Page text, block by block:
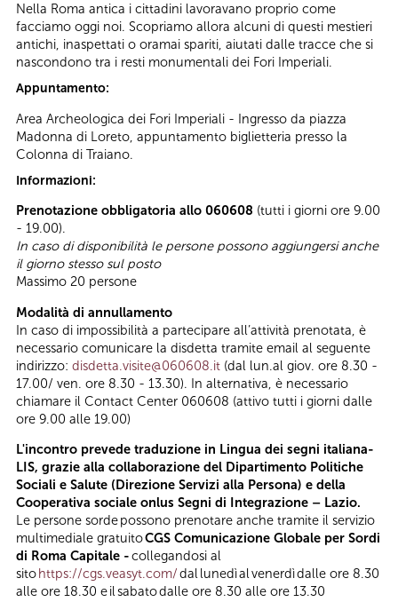
Nella Roma antica i cittadini lavoravano proprio come
facciamo oggi noi. Scopriamo allora alcuni di questi mestieri
antichi, inaspettati o oramai spariti, aiutati dalle tracce che si
nascondono tra i resti monumentali dei Fori Imperiali.
Appuntamento:
Area Archeologica dei Fori Imperiali - Ingresso da piazza
Madonna di Loreto, appuntamento biglietteria presso la
Colonna di Traiano.
Informazioni:
Prenotazione obbligatoria allo 060608 (tutti i giorni ore 9.00
- 19.00).
In caso di disponibilità le persone possono aggiungersi anche
il giorno stesso sul posto
Massimo 20 persone
Modalità di annullamento
In caso di impossibilità a partecipare all’attività prenotata, è
necessario comunicare la disdetta tramite email al seguente
indirizzo: disdetta.visite@060608.it (dal lun.al giov. ore 8.30 -
17.00/ ven. ore 8.30 - 13.30). In alternativa, è necessario
chiamare il Contact Center 060608 (attivo tutti i giorni dalle
ore 9.00 alle 19.00)
L'incontro prevede traduzione in Lingua dei segni italiana-
LIS, grazie alla collaborazione del Dipartimento Politiche
Sociali e Salute (Direzione Servizi alla Persona) e della
Cooperativa sociale onlus Segni di Integrazione – Lazio.
Le persone sorde possono prenotare anche tramite il servizio
multimediale gratuitoCGS Comunicazione Globale per Sordi
di Roma Capitale -collegandosi al
sitohttps://cgs.veasyt.com/dal lunedì al venerdì dalle ore 8.30
alle ore 18.30 e il sabato dalle ore 8.30 alle ore 13.30